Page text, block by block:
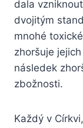
dala
dvojitým
mnohé
zhoršuje
následek
zbožnosti.
Každý v